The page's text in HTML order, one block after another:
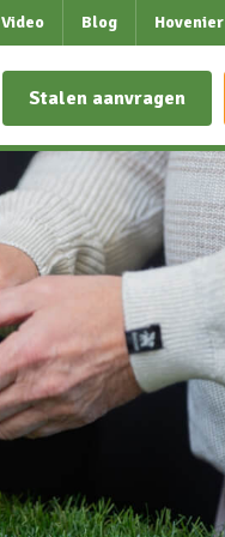
Video Blog Hovenier
Stalen aanvragen